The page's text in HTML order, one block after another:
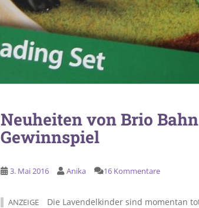
Neuheiten von Brio
Gewinnspiel
3. Mai 2016 Anika 16 Kommentare
ANZEIGE
Die Lavendelkinder sind momentan